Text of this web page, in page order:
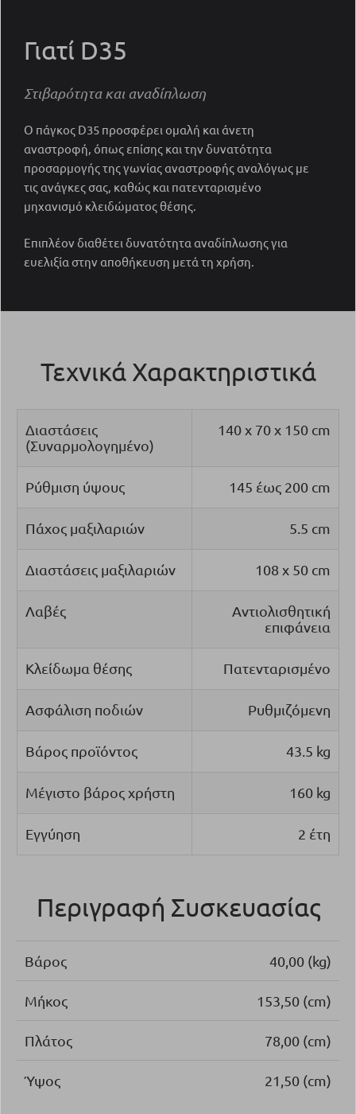
Γιατί D35
Στιβαρότητα και αναδίπλωση
Ο πάγκος D35 προσφέρει ομαλή και άνετη
αναστροφή, όπως επίσης και την δυνατότητα
προσαρμογής της γωνίας αναστροφής αναλόγως με
τις ανάγκες σας, καθώς και πατενταρισμένο
μηχανισμό κλειδώματος θέσης.
Επιπλέον διαθέτει δυνατότητα αναδίπλωσης για
ευελιξία στην αποθήκευση μετά τη χρήση.
Τεχνικά Χαρακτηριστικά
Διαστάσεις
(Συναρμολογημένο)
140 x 70 x 150 cm
Ρύθμιση ύψους 145 έως 200 cm
Πάχος μαξιλαριών 5.5 cm
Διαστάσεις μαξιλαριών 108 x 50 cm
Λαβές
Αντιολισθητική
επιφάνεια
Κλείδωμα θέσης Πατενταρισμένο
Ασφάλιση ποδιών Ρυθμιζόμενη
Βάρος προϊόντος 43.5 kg
Μέγιστο βάρος χρήστη 160 kg
Εγγύηση 2 έτη
Περιγραφή Συσκευασίας
Βάρος 40,00 (kg)
Μήκος 153,50 (cm)
Πλάτος 78,00 (cm)
Ύψος 21,50 (cm)